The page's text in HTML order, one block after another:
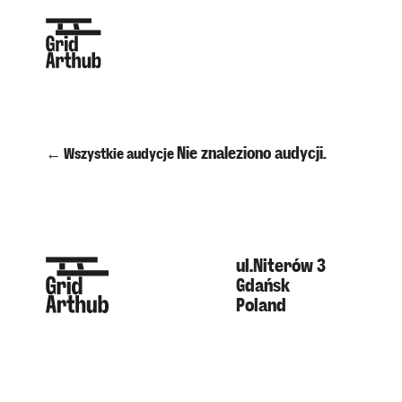
← Wszystkie audycje Nie znaleziono audycji.
ul.Niterów 3
Gdańsk
Poland